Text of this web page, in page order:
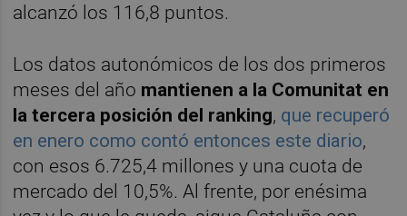
alcanzó los 116,8 puntos.
Los datos autonómicos de los dos primeros
meses del año mantienen a la Comunitat en
la tercera posición del ranking, que recuperó
en enero como contó entonces este diario,
con esos 6.725,4 millones y una cuota de
mercado del 10,5%. Al frente, por enésima